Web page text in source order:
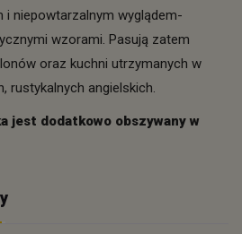
i niepowtarzalnym wyglądem-
wzorami. Pasują zatem
oraz kuchni utrzymanych w
rustykalnych angielskich.
jest dodatkowo obszywany w